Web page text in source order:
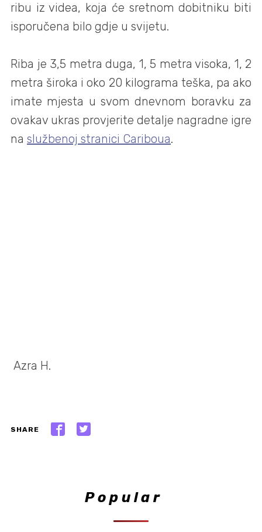
ribu iz videa, koja će sretnom dobitniku biti
isporučena bilo gdje u svijetu.
Riba je 3,5 metra duga, 1, 5 metra visoka, 1, 2
metra široka i oko 20 kilograma teška, pa ako
imate mjesta u svom dnevnom boravku za
ovakav ukras provjerite detalje nagradne igre
na službenoj stranici Cariboua.
Azra H.
SHARE
Popular